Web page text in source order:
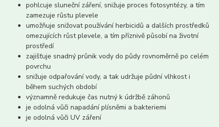
pohlcuje sluneční záření, snižuje proces fotosyntézy, a tím
zamezuje růstu plevele
umožňuje snižovat používání herbicidů a dalších prostředků
omezujících růst plevele, a tím příznivě působí na životní
prostředí
zajišťuje snadný průnik vody do půdy rovnoměrně po celém
povrchu
snižuje odpařování vody, a tak udržuje půdní vlhkost i
během suchých období
významně redukuje čas nutný k údržbě záhonů
je odolná vůči napadání plísněmi a bakteriemi
je odolná vůči UV záření